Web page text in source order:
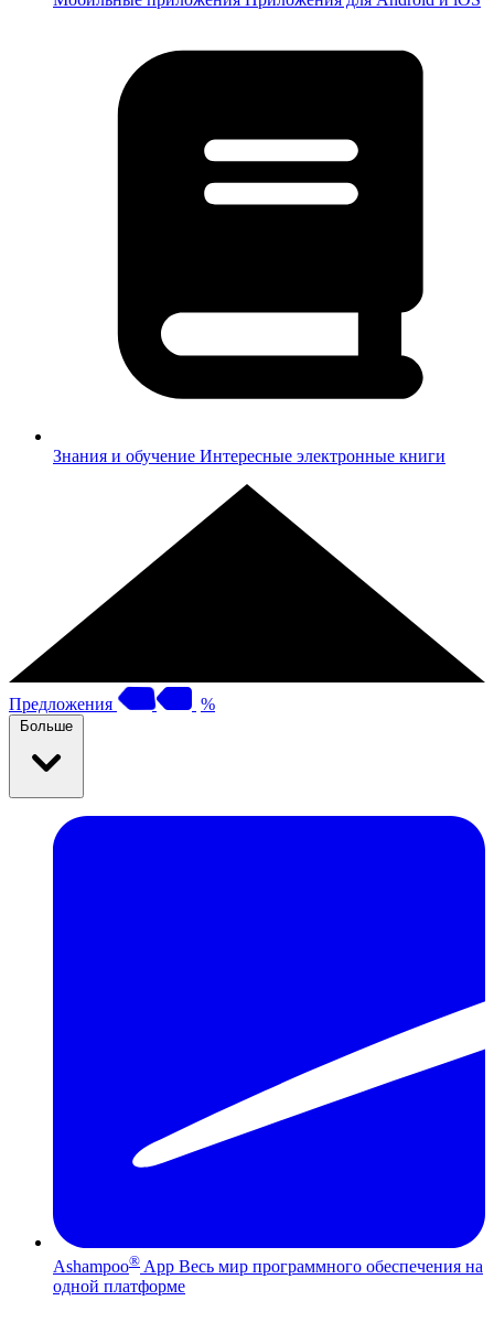
Знания и обучение Интересные электронные книги
Предложения %
Больше
Ashampoo® App Весь мир программного обеспечения на
одной платформе